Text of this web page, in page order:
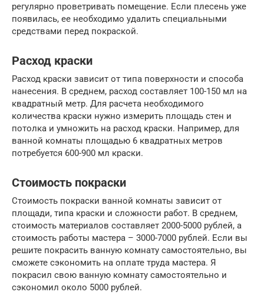
регулярно проветривать помещение. Если плесень уже
появилась, ее необходимо удалить специальными
средствами перед покраской.
Расход краски
Расход краски зависит от типа поверхности и способа
нанесения. В среднем, расход составляет 100-150 мл на
квадратный метр. Для расчета необходимого
количества краски нужно измерить площадь стен и
потолка и умножить на расход краски. Например, для
ванной комнаты площадью 6 квадратных метров
потребуется 600-900 мл краски.
Стоимость покраски
Стоимость покраски ванной комнаты зависит от
площади, типа краски и сложности работ. В среднем,
стоимость материалов составляет 2000-5000 рублей, а
стоимость работы мастера – 3000-7000 рублей. Если вы
решите покрасить ванную комнату самостоятельно, вы
сможете сэкономить на оплате труда мастера. Я
покрасил свою ванную комнату самостоятельно и
сэкономил около 5000 рублей.